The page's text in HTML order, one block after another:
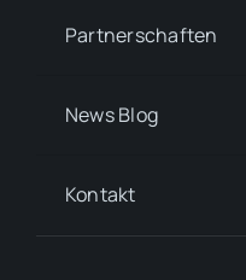
Partnerschaften
News Blog
Kontakt